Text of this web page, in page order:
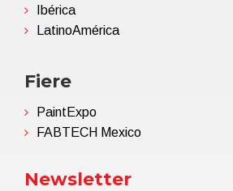
Ibérica
LatinoAmérica
Fiere
PaintExpo
FABTECH Mexico
Newsletter